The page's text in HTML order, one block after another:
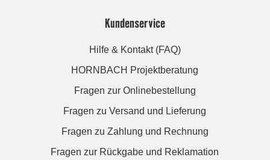
Kundenservice
Hilfe & Kontakt (FAQ)
HORNBACH Projektberatung
Fragen zur Onlinebestellung
Fragen zu Versand und Lieferung
Fragen zu Zahlung und Rechnung
Fragen zur Rückgabe und Reklamation